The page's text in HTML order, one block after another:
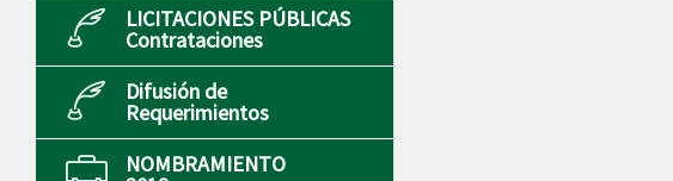
LICITACIONES PÚBLICAS
Contrataciones
Difusión de
Requerimientos
NOMBRAMIENTO